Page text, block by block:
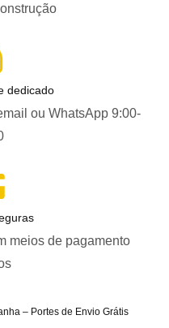
dedicado
ou WhatsApp 9:00-
meios de pagamento
– Portes de Envio Grátis